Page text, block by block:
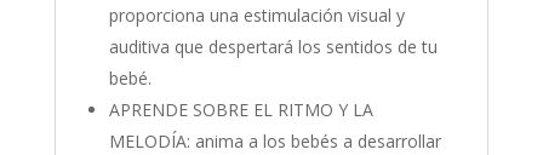
proporciona una estimulación visual y
auditiva que despertará los sentidos de tu
bebé.
APRENDE SOBRE EL RITMO Y LA
MELODÍA: anima a los bebés a desarrollar